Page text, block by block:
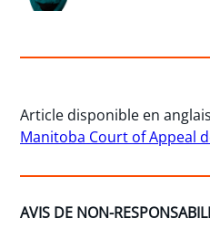
Article disponible en
Manitoba Court of Appeal
AVIS DE NON-